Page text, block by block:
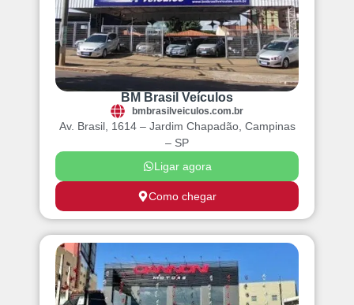
BM Brasil Veículos
bmbrasilveiculos.com.br
Como chegar
Ligar agora
Av. Brasil, 1614 – Jardim Chapadão, Campinas
– SP